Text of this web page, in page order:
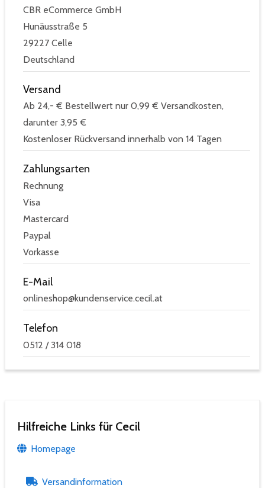
CBR eCommerce GmbH
Hunäusstraße 5
29227 Celle
Deutschland
Versand
Ab 24,- € Bestellwert nur 0,99 € Versandkosten,
darunter 3,95 €
Kostenloser Rückversand innerhalb von 14 Tagen
Zahlungsarten
Rechnung
Visa
Mastercard
Paypal
Vorkasse
E-Mail
onlineshop@kundenservice.cecil.at
Telefon
0512 / 314 018
Hilfreiche Links für Cecil
Homepage
Versandinformation